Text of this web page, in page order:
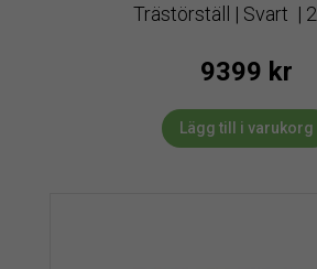
Trästörställ | Svart |
9399 kr
Lägg till i varukorg